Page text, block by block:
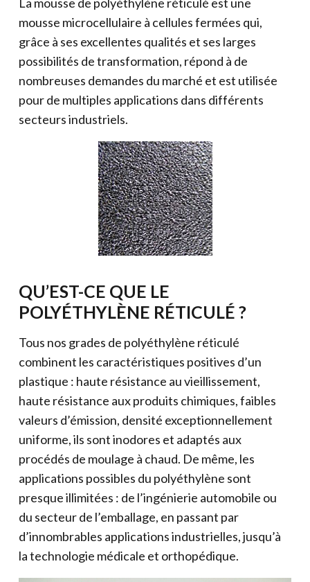
mousse microcellulaire à cellules fermées qui,
grâce à ses excellentes qualités et ses larges
possibilités de transformation, répond à de
nombreuses demandes du marché et est utilisée
pour de multiples applications dans différents
secteurs industriels.
QU’EST-CE QUE LE
POLYÉTHYLÈNE RÉTICULÉ ?
Tous nos grades de polyéthylène réticulé
combinent les caractéristiques positives d’un
plastique : haute résistance au vieillissement,
haute résistance aux produits chimiques, faibles
valeurs d’émission, densité exceptionnellement
uniforme, ils sont inodores et adaptés aux
procédés de moulage à chaud. De même, les
applications possibles du polyéthylène sont
presque illimitées : de l’ingénierie automobile ou
du secteur de l’emballage, en passant par
d’innombrables applications industrielles, jusqu’à
la technologie médicale et orthopédique.